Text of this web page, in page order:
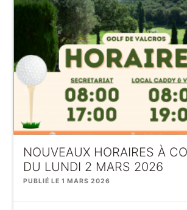
NOUVEAUX HORAIRES À
DU LUNDI 2 MARS 2026
PUBLIÉ LE 1 MARS 2026